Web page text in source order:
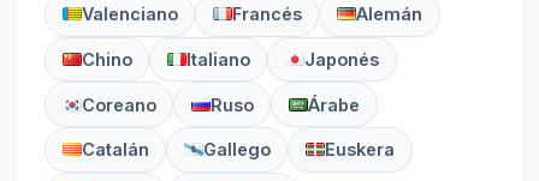
Valenciano Francés Alemán
Chino Italiano Japonés
Coreano Ruso Árabe
Catalán Gallego Euskera